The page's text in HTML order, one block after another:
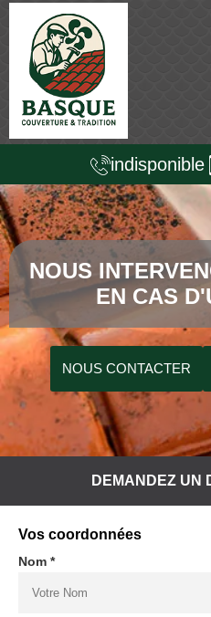
indisponible
NOUS
EN CAS
NOUS CONTACTER
DEMANDEZ UN
Vos coordonnées
Nom *